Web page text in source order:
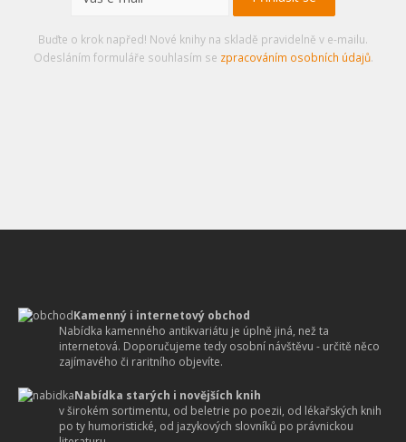
Buďte o krok napřed! Nové knihy na skladě pravidelně v e-mailu.
Odesláním formuláře souhlasím se zpracováním osobních údajů.
Kamenný i internetový obchod
Nabídka kamenného antikvariátu je úplně jiná, než ta
internetová. Doporučujeme tedy osobní návštěvu - určitě něco
zajímavého či raritního objevíte.
Nabídka starých i novějších knih
v širokém sortimentu, od beletrie po poezii, od lékařských knih
po ty humoristické, od jazykových slovníků po právnickou